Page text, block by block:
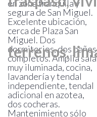
en zona tranquila y
segura de San Miguel.
Excelente ubicación,
cerca de Plaza San
Miguel. Dos
dormitorios, dos baños
completos. Amplia sala
muy iluminada, cocina,
lavandería y tendal
independiente, tendal
adicional en azotea,
dos cocheras.
Mantenimiento sólo